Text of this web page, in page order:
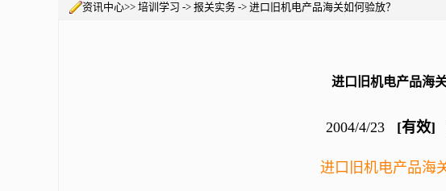
资讯中心>> 培训学习 -> 报关实务 -> 进口旧机电产品海关如何验放？
进口旧机电产品海
2004/4/23 [有效]
进口旧机电产品海